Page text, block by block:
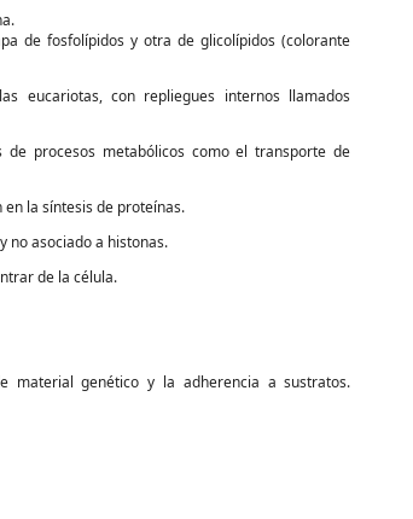
de fosfolípidos y otra de glicolípidos (colorante
eucariotas, con repliegues internos llamados
procesos metabólicos como el transporte de
la síntesis de proteínas.
no asociado a histonas.
de la célula.
material genético y la adherencia a sustratos.